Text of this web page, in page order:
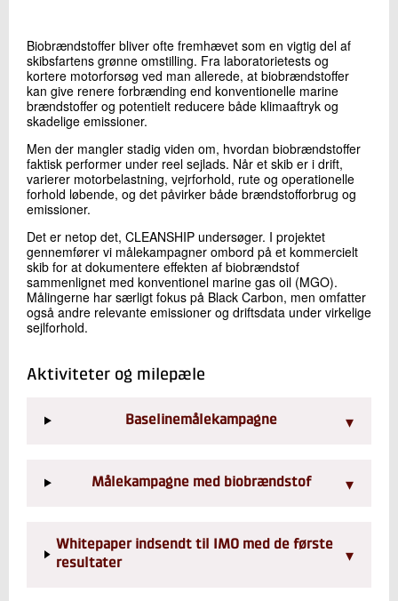
Skriv til mig
Send
Biobrændstoffer bliver ofte fremhævet som en vigtig del af
skibsfartens grønne omstilling. Fra laboratorietests og
kortere motorforsøg ved man allerede, at biobrændstoffer
kan give renere forbrænding end konventionelle marine
brændstoffer og potentielt reducere både klimaaftryk og
skadelige emissioner.
Men der mangler stadig viden om, hvordan biobrændstoffer
faktisk performer under reel sejlads. Når et skib er i drift,
varierer motorbelastning, vejrforhold, rute og operationelle
forhold løbende, og det påvirker både brændstofforbrug og
emissioner.
Det er netop det, CLEANSHIP undersøger. I projektet
gennemfører vi målekampagner ombord på et kommercielt
skib for at dokumentere effekten af biobrændstof
sammenlignet med konventionel marine gas oil (MGO).
Målingerne har særligt fokus på Black Carbon, men omfatter
også andre relevante emissioner og driftsdata under virkelige
sejlforhold.
Aktiviteter og milepæle
Baselinemålekampagne ▾
Målekampagne med biobrændstof ▾
Whitepaper indsendt til IMO med de første
resultater
▾